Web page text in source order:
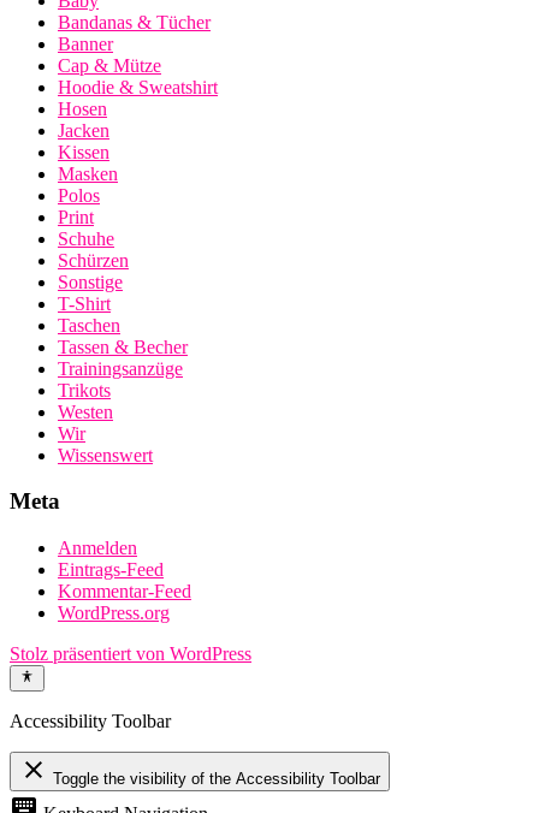
Bandanas & Tücher
Banner
Cap & Mütze
Hoodie & Sweatshirt
Hosen
Jacken
Kissen
Masken
Polos
Print
Schuhe
Schürzen
Sonstige
T-Shirt
Taschen
Tassen & Becher
Trainingsanzüge
Trikots
Westen
Wir
Wissenswert
Meta
Anmelden
Eintrags-Feed
Kommentar-Feed
WordPress.org
Stolz präsentiert von WordPress
Accessibility Toolbar
close Toggle the visibility of the Accessibility Toolbar
keyboard